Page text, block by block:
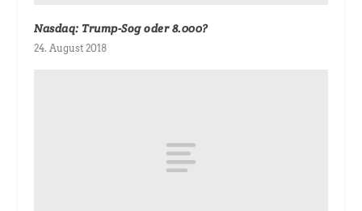
Nasdaq: Trump-Sog oder 8.000?
24. August 2018